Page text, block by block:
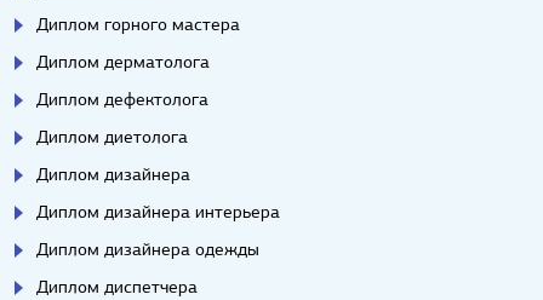
Диплом горного мастера
Диплом дерматолога
Диплом дефектолога
Диплом диетолога
Диплом дизайнера
Диплом дизайнера интерьера
Диплом дизайнера одежды
Диплом диспетчера